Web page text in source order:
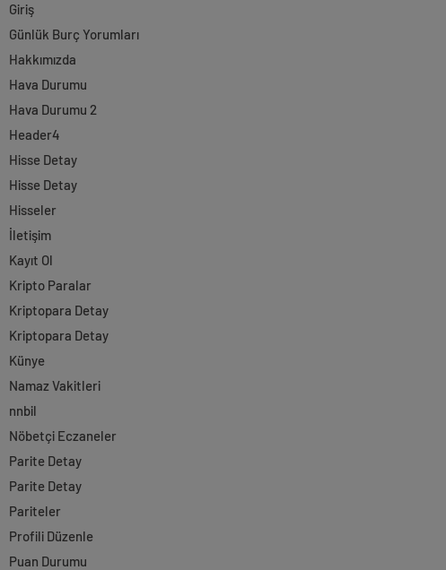
Giriş
Günlük Burç Yorumları
Hakkımızda
Hava Durumu
Hava Durumu 2
Header4
Hisse Detay
Hisse Detay
Hisseler
İletişim
Kayıt Ol
Kripto Paralar
Kriptopara Detay
Kriptopara Detay
Künye
Namaz Vakitleri
nnbil
Nöbetçi Eczaneler
Parite Detay
Parite Detay
Pariteler
Profili Düzenle
Puan Durumu